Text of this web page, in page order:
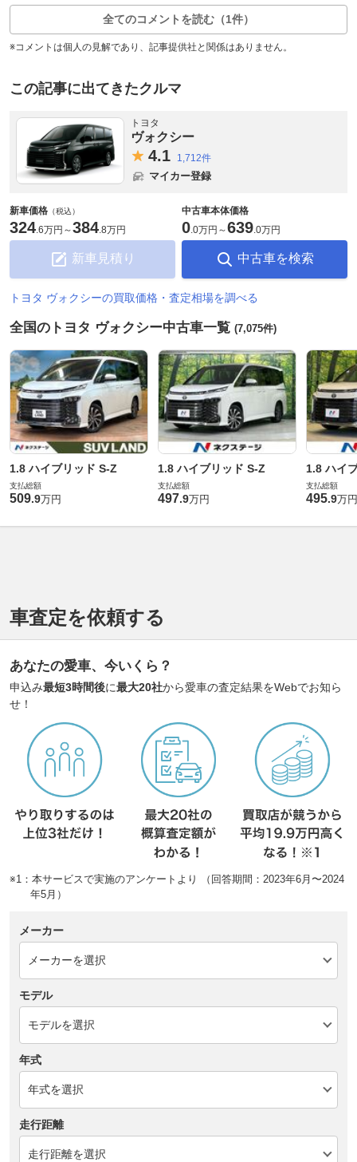
全てのコメントを読む（1件）
※コメントは個人の見解であり、記事提供社と関係はありません。
この記事に出てきたクルマ
トヨタ
ヴォクシー
4.1 1,712件
マイカー登録
新車価格 （税込）
324.6万円 ～384.8万円
新車見積り
中古車本体価格
0.0万円 ～639.0万円
中古車を検索
トヨタ ヴォクシーの買取価格・査定相場を調べる
全国のトヨタ ヴォクシー中古車一覧 (7,075件)
1.8 ハイブリッド S-Z
支払総額
509.9万円
1.8 ハイブリッド S-Z
支払総額
497.9万円
1.8 ハイ
支払総額
495.9万円
車査定を依頼する
あなたの愛車、今いくら？
申込み最短3時間後に最大20社から愛車の査定結果をWebでお知ら
せ！
※1：本サービスで実施のアンケートより （回答期間：2023年6月〜2024
年5月）
メーカー
モデル
年式
走行距離